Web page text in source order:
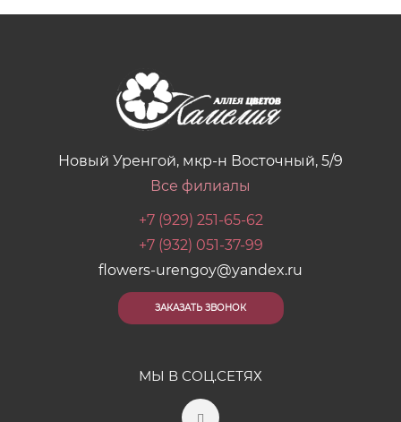
Новый Уренгой, мкр-н Восточный, 5/9
Все филиалы
+7 (929) 251-65-62
+7 (932) 051-37-99
flowers-urengoy@yandex.ru
ЗАКАЗАТЬ ЗВОНОК
МЫ В СОЦ.СЕТЯХ